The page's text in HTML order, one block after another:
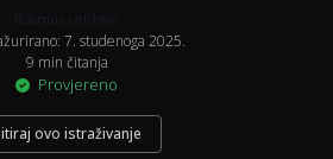
Rasmus Leichter
7. studenoga 2025.
9 min čitanja
Provjereno
ovo istraživanje